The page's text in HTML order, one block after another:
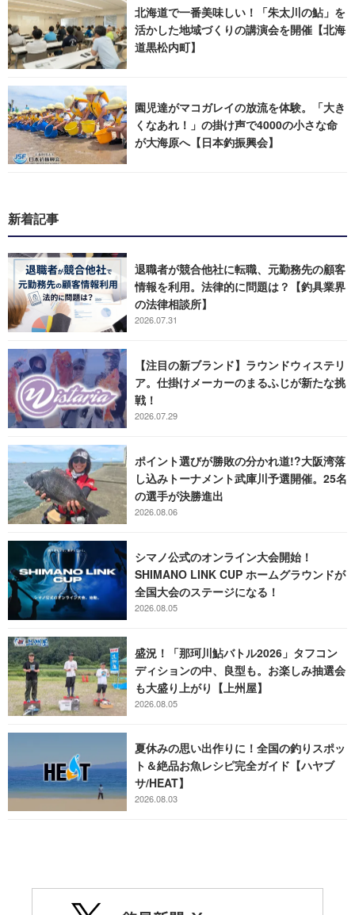
北海道で一番美味しい！「朱太川の鮎」を
活かした地域づくりの講演会を開催【北海
道黒松内町】
園児達がマコガレイの放流を体験。「大き
くなあれ！」の掛け声で4000の小さな命
が大海原へ【日本釣振興会】
新着記事
退職者が競合他社に転職、元勤務先の顧客
情報を利用。法律的に問題は？【釣具業界
の法律相談所】
2026.07.31
【注目の新ブランド】ラウンドウィステリ
ア。仕掛けメーカーのまるふじが新たな挑
戦！
2026.07.29
ポイント選びが勝敗の分かれ道!?大阪湾落
し込みトーナメント武庫川予選開催。25名
の選手が決勝進出
2026.08.06
シマノ公式のオンライン大会開始！
SHIMANO LINK CUP ホームグラウンドが
全国大会のステージになる！
2026.08.05
盛況！「那珂川鮎バトル2026」タフコン
ディションの中、良型も。お楽しみ抽選会
も大盛り上がり【上州屋】
2026.08.05
夏休みの思い出作りに！全国の釣りスポッ
ト＆絶品お魚レシピ完全ガイド【ハヤブ
サ/HEAT】
2026.08.03